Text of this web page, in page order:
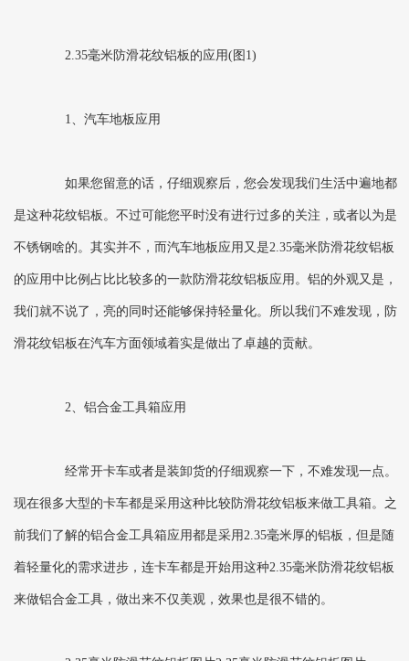
2.35毫米防滑花纹铝板的应用(图1)
1、汽车地板应用
如果您留意的话，仔细观察后，您会发现我们生活中遍地都
是这种花纹铝板。不过可能您平时没有进行过多的关注，或者以为是
不锈钢啥的。其实并不，而汽车地板应用又是2.35毫米防滑花纹铝板
的应用中比例占比比较多的一款防滑花纹铝板应用。铝的外观又是，
我们就不说了，亮的同时还能够保持轻量化。所以我们不难发现，防
滑花纹铝板在汽车方面领域着实是做出了卓越的贡献。
2、铝合金工具箱应用
经常开卡车或者是装卸货的仔细观察一下，不难发现一点。
现在很多大型的卡车都是采用这种比较防滑花纹铝板来做工具箱。之
前我们了解的铝合金工具箱应用都是采用2.35毫米厚的铝板，但是随
着轻量化的需求进步，连卡车都是开始用这种2.35毫米防滑花纹铝板
来做铝合金工具，做出来不仅美观，效果也是很不错的。